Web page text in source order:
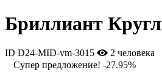
Бриллиант
ID D24-MID-vm-3015
2 человека
Супер предложение! -27.95%